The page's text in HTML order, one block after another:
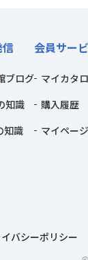
ブログ
知識
知識
会員サー
マイカタ
購入履歴
マイページ
バシーポリシー